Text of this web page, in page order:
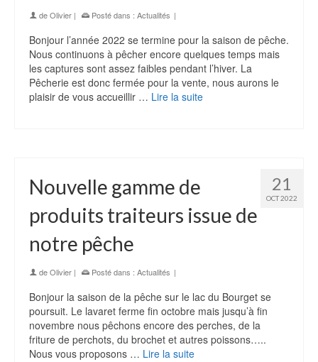
deOlivier | Posté dans : Actualités |
Bonjour l’année 2022 se termine pour la saison de pêche.
Nous continuons à pêcher encore quelques temps mais
les captures sont assez faibles pendant l’hiver. La
Pêcherie est donc fermée pour la vente, nous aurons le
plaisir de vous accueillir … Lire la suite
21
OCT 2022
Nouvelle gamme de
produits traiteurs issue de
notre pêche
deOlivier | Posté dans : Actualités |
Bonjour la saison de la pêche sur le lac du Bourget se
poursuit. Le lavaret ferme fin octobre mais jusqu’à fin
novembre nous pêchons encore des perches, de la
friture de perchots, du brochet et autres poissons…..
Nous vous proposons … Lire la suite